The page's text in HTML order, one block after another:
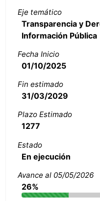
Eje temático
Transparencia y
Información Pública
Fecha Inicio
01/10/2025
Fin estimado
31/03/2029
Plazo Estimado
1277
Estado
En ejecución
Avance al 05/05/2026
26%